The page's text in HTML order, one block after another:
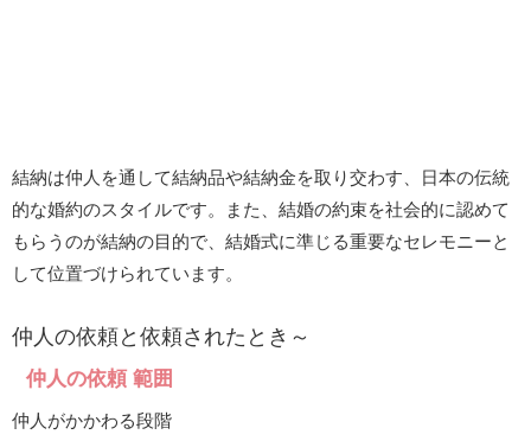
結納は仲人を通して結納品や結納金を取り交わす、日本の伝統
的な婚約のスタイルです。また、結婚の約束を社会的に認めて
もらうのが結納の目的で、結婚式に準じる重要なセレモニーと
して位置づけられています。
仲人の依頼と依頼されたとき～
仲人の依頼 範囲
仲人がかかわる段階